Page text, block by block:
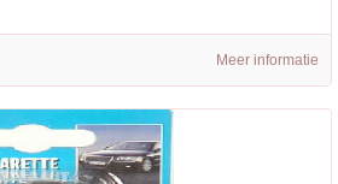
Meer informatie